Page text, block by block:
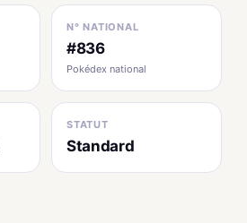
N° NATIONAL
#836
Pokédex national
STATUT
Standard